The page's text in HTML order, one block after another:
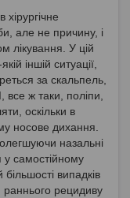
хірургічне
але не причину, і
лікування. У цій
іншій ситуації,
за скальпель,
все ж таки, поліпи,
оскільки в
носове дихання.
назальні
самостійному
випадків
рецидиву